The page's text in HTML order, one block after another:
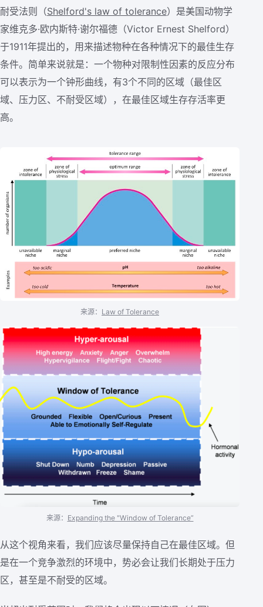
耐受法则（Shelford's law of tolerance）是美国动物学
家维克多·欧内斯特·谢尔福德（Victor Ernest Shelford）
于1911年提出的，用来描述物种在各种情况下的最佳生存
条件。简单来说就是：一个物种对限制性因素的反应分布
可以表示为一个钟形曲线，有3个不同的区域（最佳区
域、压力区、不耐受区域），在最佳区域生存存活率更
高。
来源： Law of Tolerance
来源： Expanding the "Window of Tolerance”
从这个视角来看，我们应该尽量保持自己在最佳区域。但
是在一个竞争激烈的环境中，势必会让我们长期处于压力
区，甚至是不耐受的区域。